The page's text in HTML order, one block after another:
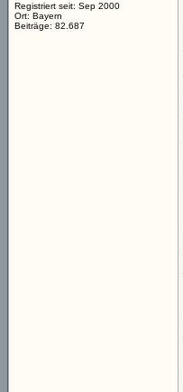
Registriert seit: Sep 2000
Ort: Bayern
Beiträge: 82.687